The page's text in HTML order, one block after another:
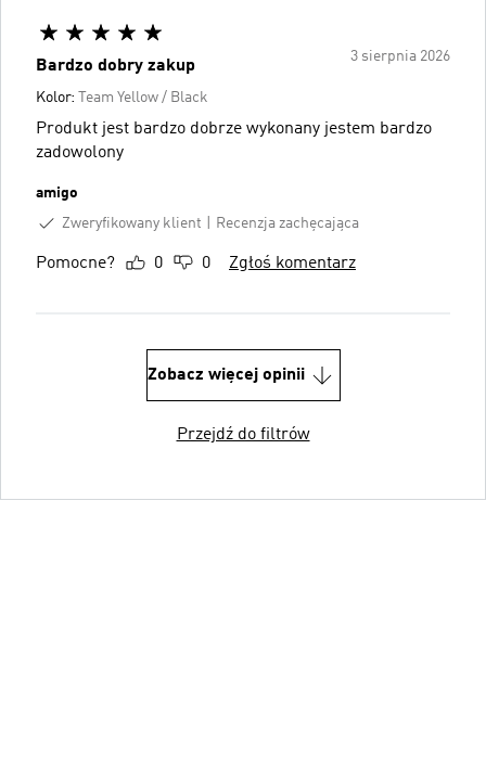
3 sierpnia 2026
Bardzo dobry zakup
Kolor: Team Yellow / Black
Produkt jest bardzo dobrze wykonany jestem bardzo
zadowolony
amigo
Zweryfikowany klient
Recenzja zachęcająca
Pomocne? 0 0 Zgłoś komentarz
Zobacz więcej opinii
Przejdź do filtrów